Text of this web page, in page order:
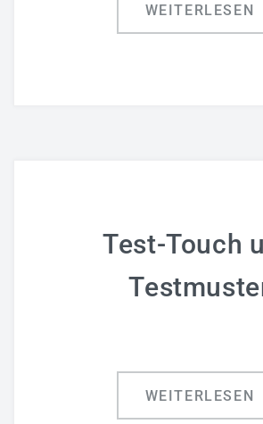
WEITERLESEN
Test-Touch
WEITERLESEN